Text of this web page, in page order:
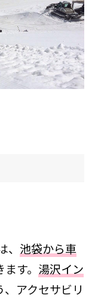
池袋から車
す。 湯沢イン
、アクセサビリ